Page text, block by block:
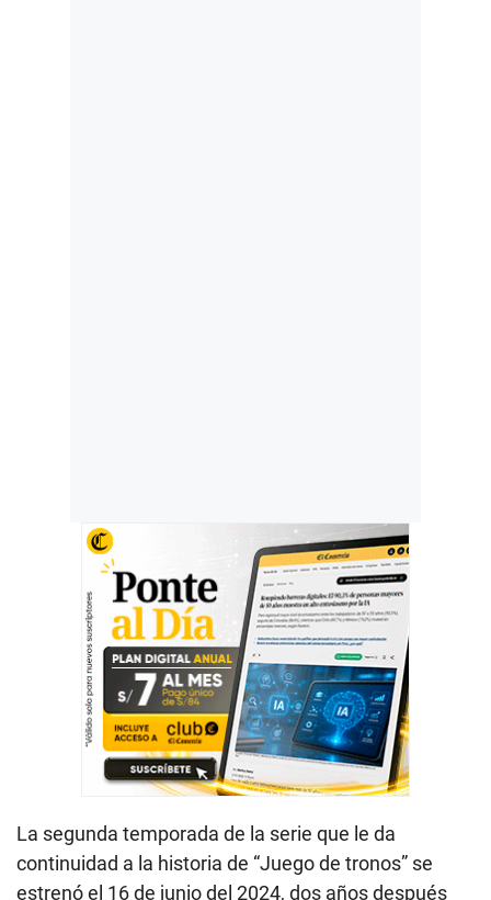
La segunda temporada de la serie que le da
continuidad a la historia de “Juego de tronos” se
estrenó el 16 de junio del 2024, dos años después